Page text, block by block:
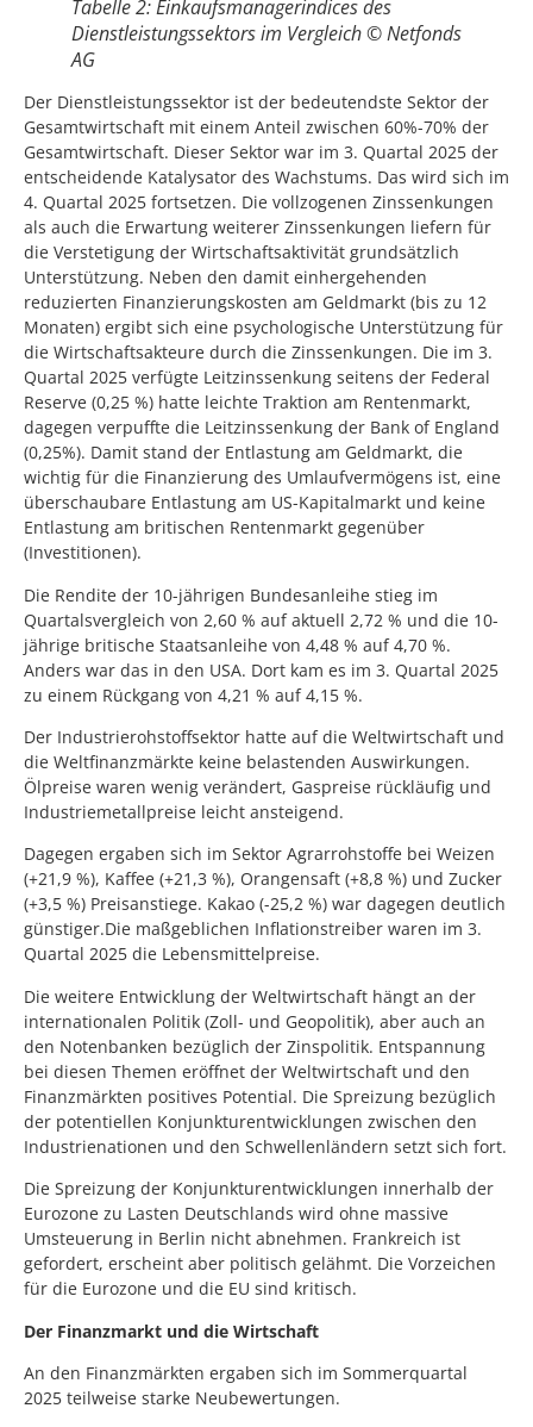
Tabelle 2: Einkaufsmanagerindices des
Dienstleistungssektors im Vergleich © Netfonds
AG
Der Dienstleistungssektor ist der bedeutendste Sektor der
Gesamtwirtschaft mit einem Anteil zwischen 60%-70% der
Gesamtwirtschaft. Dieser Sektor war im 3. Quartal 2025 der
entscheidende Katalysator des Wachstums. Das wird sich im
4. Quartal 2025 fortsetzen. Die vollzogenen Zinssenkungen
als auch die Erwartung weiterer Zinssenkungen liefern für
die Verstetigung der Wirtschaftsaktivität grundsätzlich
Unterstützung. Neben den damit einhergehenden
reduzierten Finanzierungskosten am Geldmarkt (bis zu 12
Monaten) ergibt sich eine psychologische Unterstützung für
die Wirtschaftsakteure durch die Zinssenkungen. Die im 3.
Quartal 2025 verfügte Leitzinssenkung seitens der Federal
Reserve (0,25 %) hatte leichte Traktion am Rentenmarkt,
dagegen verpuffte die Leitzinssenkung der Bank of England
(0,25%). Damit stand der Entlastung am Geldmarkt, die
wichtig für die Finanzierung des Umlaufvermögens ist, eine
überschaubare Entlastung am US-Kapitalmarkt und keine
Entlastung am britischen Rentenmarkt gegenüber
(Investitionen).
Die Rendite der 10-jährigen Bundesanleihe stieg im
Quartalsvergleich von 2,60 % auf aktuell 2,72 % und die 10-
jährige britische Staatsanleihe von 4,48 % auf 4,70 %.
Anders war das in den USA. Dort kam es im 3. Quartal 2025
zu einem Rückgang von 4,21 % auf 4,15 %.
Der Industrierohstoffsektor hatte auf die Weltwirtschaft und
die Weltfinanzmärkte keine belastenden Auswirkungen.
Ölpreise waren wenig verändert, Gaspreise rückläufig und
Industriemetallpreise leicht ansteigend.
Dagegen ergaben sich im Sektor Agrarrohstoffe bei Weizen
(+21,9 %), Kaffee (+21,3 %), Orangensaft (+8,8 %) und Zucker
(+3,5 %) Preisanstiege. Kakao (-25,2 %) war dagegen deutlich
günstiger.Die maßgeblichen Inflationstreiber waren im 3.
Quartal 2025 die Lebensmittelpreise.
Die weitere Entwicklung der Weltwirtschaft hängt an der
internationalen Politik (Zoll- und Geopolitik), aber auch an
den Notenbanken bezüglich der Zinspolitik. Entspannung
bei diesen Themen eröffnet der Weltwirtschaft und den
Finanzmärkten positives Potential. Die Spreizung bezüglich
der potentiellen Konjunkturentwicklungen zwischen den
Industrienationen und den Schwellenländern setzt sich fort.
Die Spreizung der Konjunkturentwicklungen innerhalb der
Eurozone zu Lasten Deutschlands wird ohne massive
Umsteuerung in Berlin nicht abnehmen. Frankreich ist
gefordert, erscheint aber politisch gelähmt. Die Vorzeichen
für die Eurozone und die EU sind kritisch.
Der Finanzmarkt und die Wirtschaft
An den Finanzmärkten ergaben sich im Sommerquartal
2025 teilweise starke Neubewertungen.